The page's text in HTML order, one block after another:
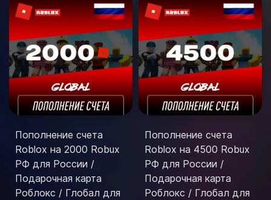
Пополнение счета
Roblox на 2000 Robux
РФ для России /
Подарочная карта
Роблокс / Глобал для
Пополнение счета
Roblox на 4500 Robux
РФ для России /
Подарочная карта
Роблокс / Глобал для